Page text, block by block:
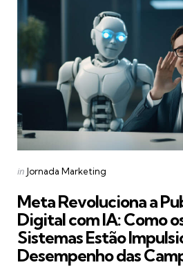
Categories
Posted
in Jornada Marketing
Meta Revoluciona a
Digital com IA: Como
Sistemas Estão
Desempenho das